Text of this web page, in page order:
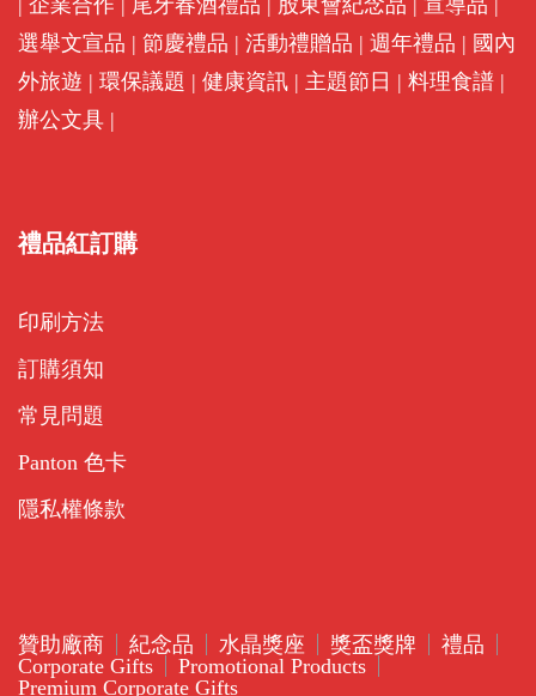
企業合作 尾牙春酒禮品 股東會紀念品 宣導品
選舉文宣品 | 節慶禮品 | 活動禮贈品 | 週年禮品 | 國內
外旅遊 | 環保議題 | 健康資訊 | 主題節日 | 料理食譜 |
辦公文具 |
禮品紅訂購
印刷方法
訂購須知
常見問題
Panton 色卡
隱私權條款
贊助廠商 紀念品 水晶獎座 獎盃獎牌
禮品
Corporate Gifts
Promotional Products
Premium Corporate Gifts